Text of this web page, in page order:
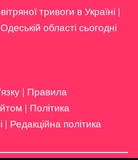
тривоги в Україні |
області сьогодні
| Правила
| Політика
| Редакційна політика